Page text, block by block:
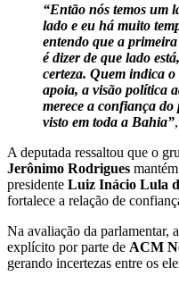
“Então nós temos um
lado e eu há muito
entendo que a
é dizer de que lado
certeza. Quem indica
apoia, a visão política
merece a confiança do
visto em toda a Bahia”
A deputada ressaltou que o
Jerônimo Rodrigues
presidente Luiz Inácio Lula
fortalece a relação de
Na avaliação da parlamentar,
explícito por parte de ACM
gerando incertezas entre os